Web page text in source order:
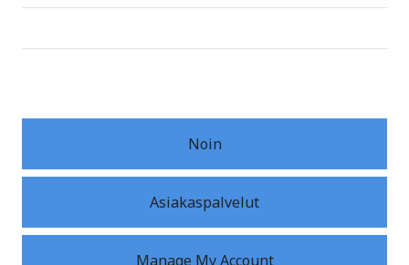
Noin
Asiakaspalvelut
Manage My Account